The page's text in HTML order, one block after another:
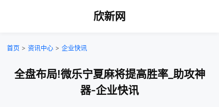
欣新网
首页 > 资讯中心 > 企业快讯
全盘布局!微乐宁夏麻将提高胜率_助攻神
器-企业快讯